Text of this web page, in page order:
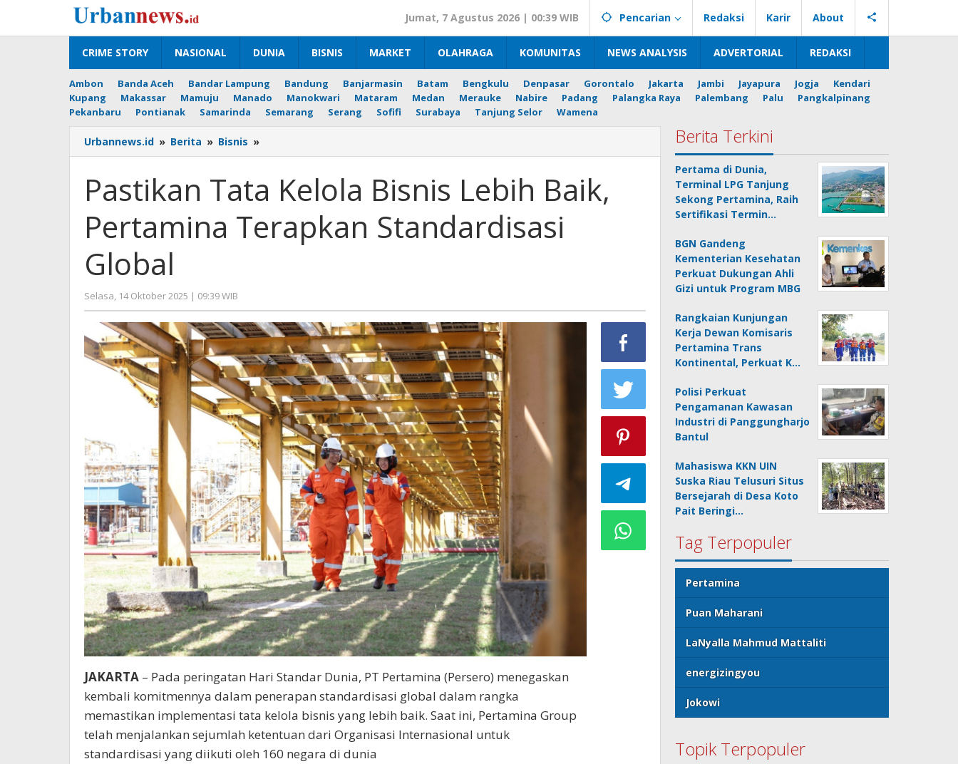
konten
Jumat, 7 Agustus 2026 | 00:39 WIB Pencarian Redaksi Karir About
CRIME STORY NASIONAL DUNIA BISNIS MARKET OLAHRAGA KOMUNITAS NEWS ANALYSIS ADVERTORIAL REDAKSI
Ambon Banda Aceh Bandar Lampung Bandung Banjarmasin Batam Bengkulu Denpasar Gorontalo Jakarta Jambi Jayapura Jogja
Kendari
Kupang
Makassar Mamuju Manado Manokwari Mataram Medan Merauke Nabire Padang Palangka Raya Palembang Palu
Pangkalpinang
Pekanbaru
Pontianak Samarinda Semarang Serang Sofifi Surabaya Tanjung Selor Wamena
Urbannews.id » Berita » Bisnis »
Tata
Bisnis
Lebih
Pertamina
Terapkan
Pastikan Tata Kelola Bisnis Lebih Baik,
Pertamina Terapkan Standardisasi
Global
Selasa, 14 Oktober 2025 | 09:39 WIB
Editor
JAKARTA – Pada peringatan Hari Standar Dunia, PT Pertamina (Persero) menegaskan
kembali komitmennya dalam penerapan standardisasi global dalam rangka
memastikan implementasi tata kelola bisnis yang lebih baik. Saat ini, Pertamina Group
telah menjalankan sejumlah ketentuan dari Organisasi Internasional untuk
standardisasi yang diikuti oleh 160 negara di dunia
Berita Terkini
Pertama di Dunia,
Terminal LPG Tanjung
Sekong Pertamina, Raih
Sertifikasi Termin…
BGN Gandeng
Kementerian Kesehatan
Perkuat Dukungan Ahli
Gizi untuk Program MBG
Rangkaian Kunjungan
Kerja Dewan Komisaris
Pertamina Trans
Kontinental, Perkuat K…
Polisi Perkuat
Pengamanan Kawasan
Industri di Panggungharjo
Bantul
Mahasiswa KKN UIN
Suska Riau Telusuri Situs
Bersejarah di Desa Koto
Pait Beringi…
Tag Terpopuler
Pertamina
Puan Maharani
LaNyalla Mahmud Mattaliti
energizingyou
Jokowi
Topik Terpopuler